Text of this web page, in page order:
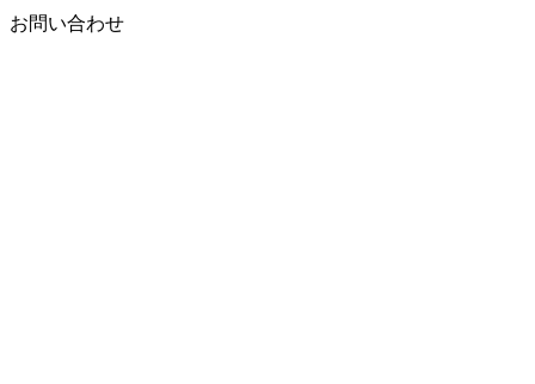
お問い合わせ